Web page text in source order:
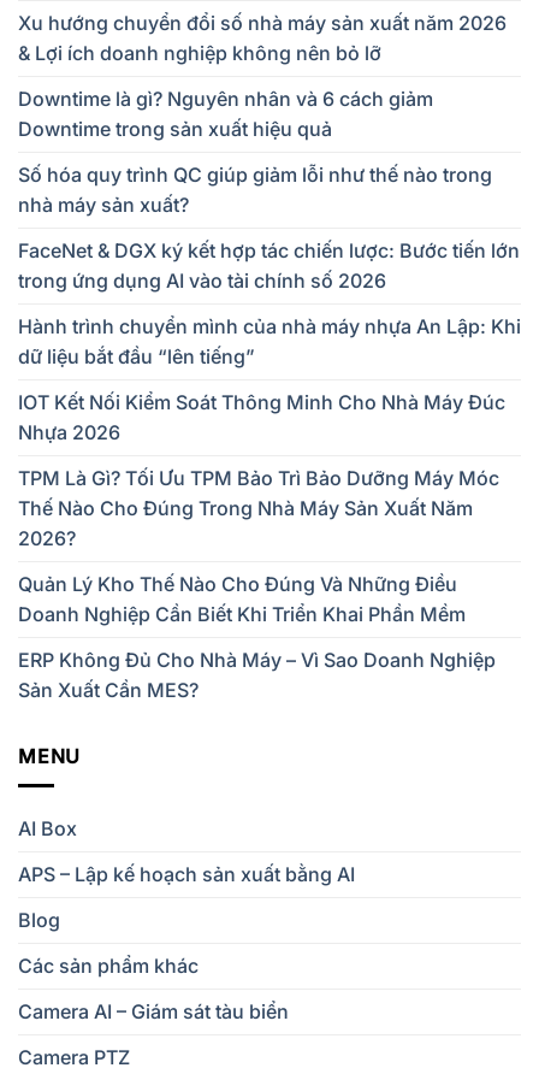
Xu hướng chuyển đổi số nhà máy sản xuất năm 2026
& Lợi ích doanh nghiệp không nên bỏ lỡ
Downtime là gì? Nguyên nhân và 6 cách giảm
Downtime trong sản xuất hiệu quả
Số hóa quy trình QC giúp giảm lỗi như thế nào trong
nhà máy sản xuất?
FaceNet & DGX ký kết hợp tác chiến lược: Bước tiến lớn
trong ứng dụng AI vào tài chính số 2026
Hành trình chuyển mình của nhà máy nhựa An Lập: Khi
dữ liệu bắt đầu “lên tiếng”
IOT Kết Nối Kiểm Soát Thông Minh Cho Nhà Máy Đúc
Nhựa 2026
TPM Là Gì? Tối Ưu TPM Bảo Trì Bảo Dưỡng Máy Móc
Thế Nào Cho Đúng Trong Nhà Máy Sản Xuất Năm
2026?
Quản Lý Kho Thế Nào Cho Đúng Và Những Điều
Doanh Nghiệp Cần Biết Khi Triển Khai Phần Mềm
ERP Không Đủ Cho Nhà Máy – Vì Sao Doanh Nghiệp
Sản Xuất Cần MES?
MENU
AI Box
APS – Lập kế hoạch sản xuất bằng AI
Blog
Các sản phẩm khác
Camera AI – Giám sát tàu biển
Camera PTZ